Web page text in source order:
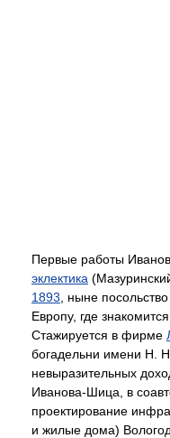
Первые работы
эклектика
1893 , ныне посольство
Европу, где
Стажируется в фирме
богадельни имени Н.
невыразительных
Иванова-Шица, в
проектирование
и жилые дома)